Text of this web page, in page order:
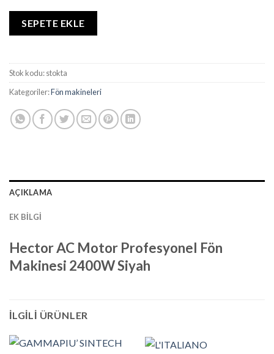
SEPETE EKLE
Stok kodu:stokta
Kategoriler:Fön makineleri
AÇIKLAMA
EK BILGI
Hector AC Motor Profesyonel Fön
Makinesi 2400W Siyah
İLGILI ÜRÜNLER